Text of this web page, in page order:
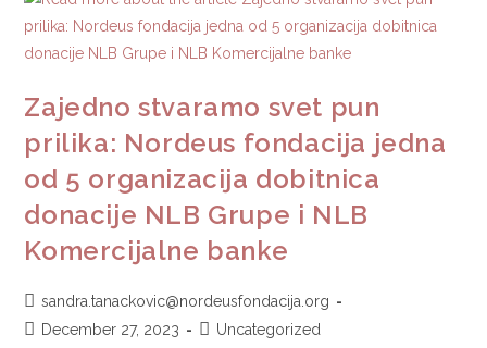
Zajedno stvaramo svet pun
prilika: Nordeus fondacija jedna
od 5 organizacija dobitnica
donacije NLB Grupe i NLB
Komercijalne banke
sandra.tanackovic@nordeusfondacija.org
December 27, 2023
Uncategorized